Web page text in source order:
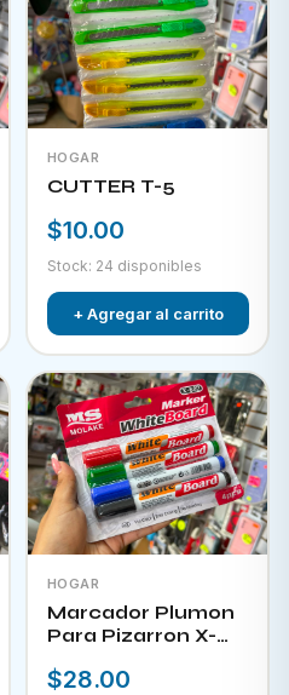
HOGAR
CUTTER T-5
$10.00
Stock: 24 disponibles
+ Agregar al carrito
HOGAR
Marcador Plumon
Para Pizarron X-
$28.00